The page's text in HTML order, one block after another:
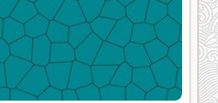
تمام ابزارها